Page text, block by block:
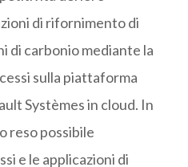
di rifornimento di
di carbonio mediante la
sulla piattaforma
Systèmes in cloud. In
reso possibile
e le applicazioni di